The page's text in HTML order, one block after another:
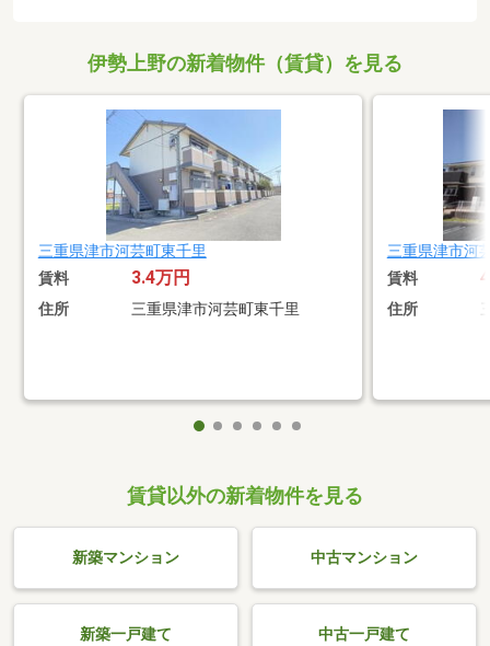
伊勢上野の新着物件（賃貸）を見る
三重県津市河芸町東千里
賃料 3.4万円
住所 三重県津市河芸町東千里
三重県津市河
賃料
住所
賃貸以外の新着物件を見る
新築マンション 中古マンション
新築一戸建て 中古一戸建て